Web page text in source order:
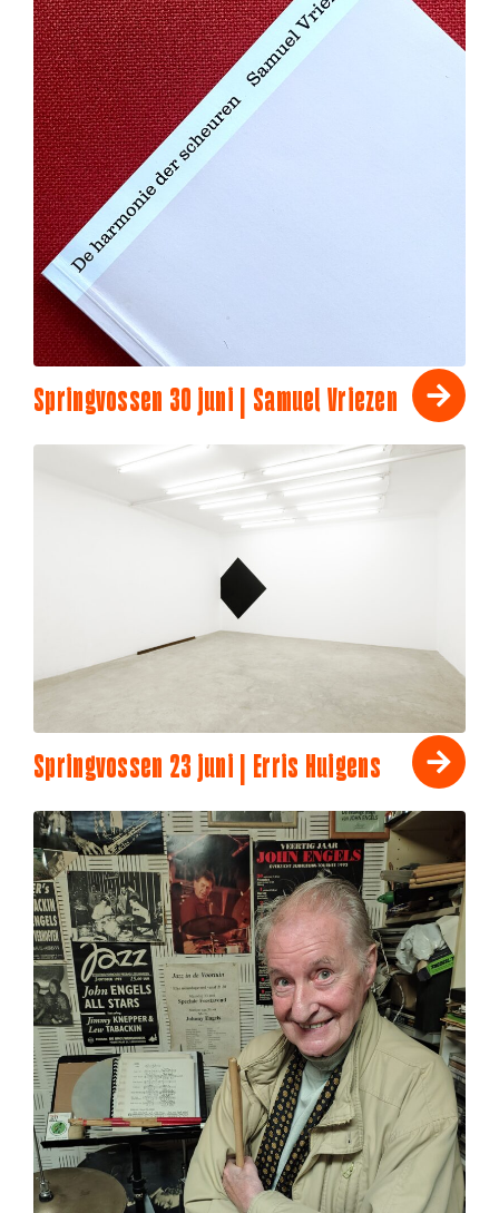
Springvossen 30 juni | Samuel Vriezen
Springvossen 23 juni | Erris Huigens